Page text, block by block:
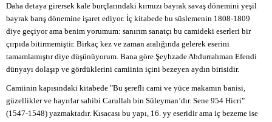
Daha detaya girersek kale burçlarındaki kırmızı bayrak savaş dönemini yeşil
bayrak barış dönemine işaret ediyor. İç kitabede bu süslemenin 1808-1809
diye geçiyor ama benim yorumum: sanırım sanatçı bu camideki eserleri bir
çırpıda bitirmemiştir. Birkaç kez ve zaman aralığında gelerek eserini
tamamlamıştır diye düşünüyorum. Bana göre Şeyhzade Abdurrahman Efendi
dünyayı dolaşıp ve gördüklerini camiinin içini bezeyen aydın birisidir.
Camiinin kapısındaki kitabede "Bu şerefli cami ve yüce makamın banisi,
güzellikler ve hayırlar sahibi Carullah bin Süleyman’dır. Sene 954 Hicri"
(1547-1548) yazmaktadır. Kısacası bu yapı, 16. yy eseridir ama iç bezeme ise